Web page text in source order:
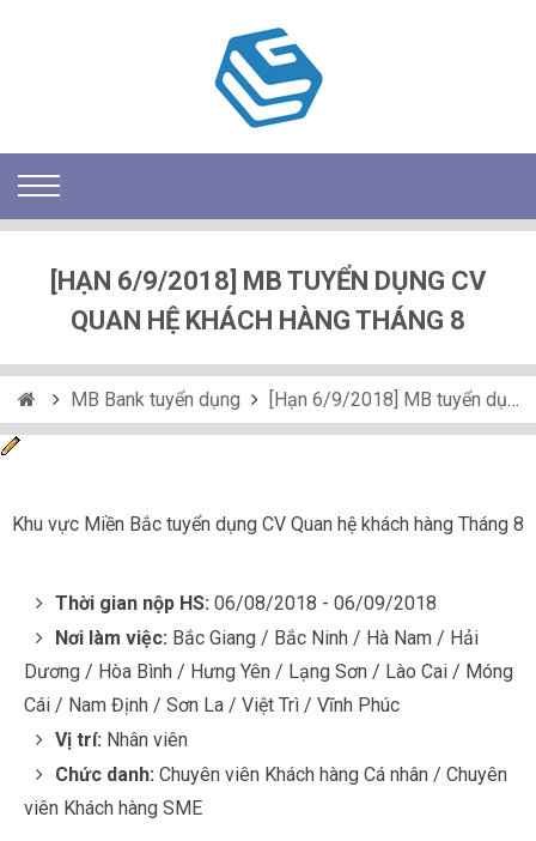
[HẠN 6/9/2018] MB TUYỂN DỤNG CV
QUAN HỆ KHÁCH HÀNG THÁNG 8
MB Bank tuyển dụng [Hạn 6/9/2018] MB tuyển dụng CV Quan hệ khách hàng Tháng 8
Khu vực Miền Bắc tuyển dụng CV Quan hệ khách hàng Tháng 8
Thời gian nộp HS: 06/08/2018 - 06/09/2018
Nơi làm việc: Bắc Giang / Bắc Ninh / Hà Nam / Hải
Dương / Hòa Bình / Hưng Yên / Lạng Sơn / Lào Cai / Móng
Cái / Nam Định / Sơn La / Việt Trì / Vĩnh Phúc
Vị trí: Nhân viên
Chức danh: Chuyên viên Khách hàng Cá nhân / Chuyên
viên Khách hàng SME